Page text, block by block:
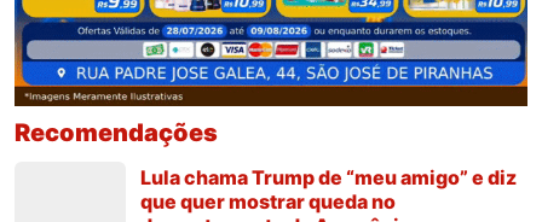
Recomendações
Lula chama Trump de “meu amigo” e diz
que quer mostrar queda no